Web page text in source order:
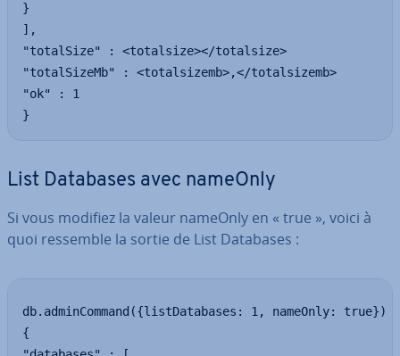
}
],
"totalSize" : <totalsize></totalsize>
"totalSizeMb" : <totalsizemb>,</totalsizemb>
"ok" : 1
}
List Databases avec nameOnly
Si vous modifiez la valeur nameOnly en « true », voici à
quoi ressemble la sortie de List Databases :
db.adminCommand({listDatabases: 1, nameOnly: true})
{